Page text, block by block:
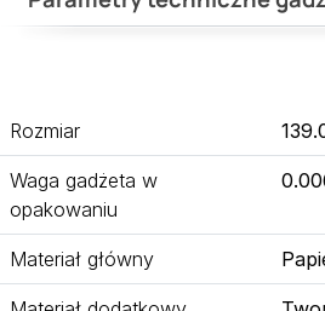
Rozmiar
Waga gadżeta w
opakowaniu
Materiał główny